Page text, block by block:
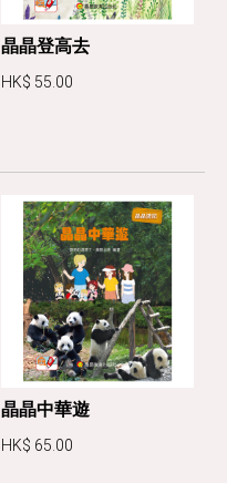
晶晶登高去
HK$ 55.00
晶晶中華遊
HK$ 65.00